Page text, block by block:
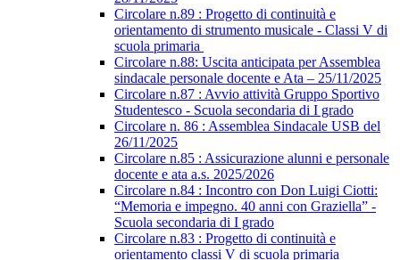
Circolare n.89 : Progetto di continuità e
orientamento di strumento musicale - Classi V di
scuola primaria
Circolare n.88: Uscita anticipata per Assemblea
sindacale personale docente e Ata – 25/11/2025
Circolare n.87 : Avvio attività Gruppo Sportivo
Studentesco - Scuola secondaria di I grado
Circolare n. 86 : Assemblea Sindacale USB del
26/11/2025
Circolare n.85 : Assicurazione alunni e personale
docente e ata a.s. 2025/2026
Circolare n.84 : Incontro con Don Luigi Ciotti:
“Memoria e impegno. 40 anni con Graziella” -
Scuola secondaria di I grado
Circolare n.83 : Progetto di continuità e
orientamento classi V di scuola primaria